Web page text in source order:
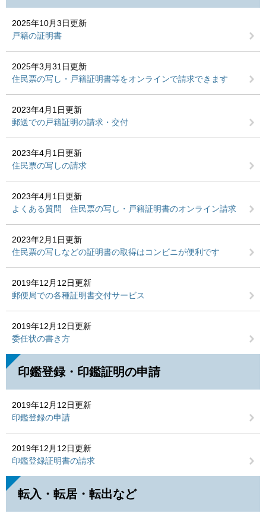
2025年10月3日更新
戸籍の証明書
2025年3月31日更新
住民票の写し・戸籍証明書等をオンラインで請求できます
2023年4月1日更新
郵送での戸籍証明の請求・交付
2023年4月1日更新
住民票の写しの請求
2023年4月1日更新
よくある質問 住民票の写し・戸籍証明書のオンライン請求
2023年2月1日更新
住民票の写しなどの証明書の取得はコンビニが便利です
2019年12月12日更新
郵便局での各種証明書交付サービス
2019年12月12日更新
委任状の書き方
印鑑登録・印鑑証明の申請
2019年12月12日更新
印鑑登録の申請
2019年12月12日更新
印鑑登録証明書の請求
転入・転居・転出など